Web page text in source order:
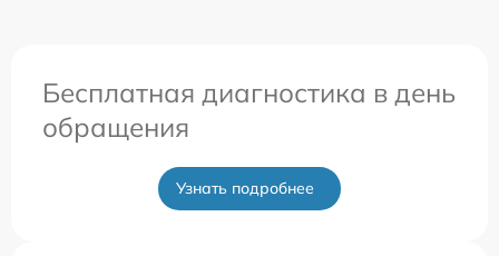
Бесплатная диагностика в день
обращения
Узнать подробнее